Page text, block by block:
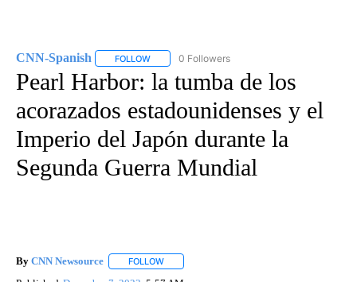
CNN-Spanish FOLLOW FOLLOW "CNN-SPANISH" TO RECEIVE
0 Followers
Pearl Harbor: la tumba de los
acorazados estadounidenses y el
Imperio del Japón durante la
Segunda Guerra Mundial
By CNN Newsource FOLLOW